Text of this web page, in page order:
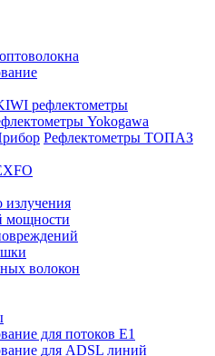
рефлектометры
Yokogawa
Рефлектометры ТОПАЗ
излучения
мощности
волокон
для потоков Е1
для ADSL линий